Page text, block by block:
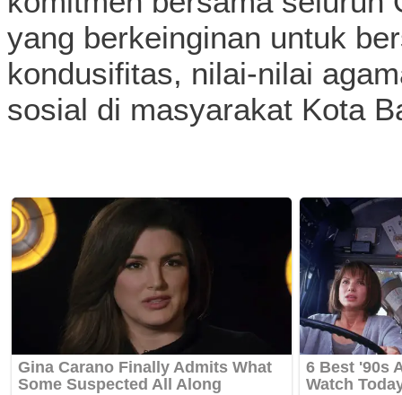
yang berkeinginan untuk
kondusifitas, nilai-nilai
sosial di masyarakat Kota